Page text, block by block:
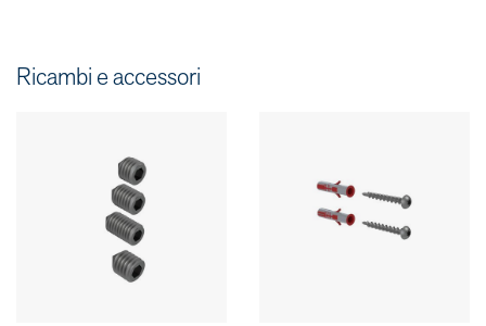
Ricambi e accessori